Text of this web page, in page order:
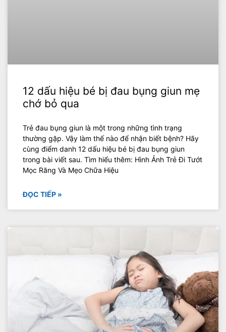
12 dấu hiệu bé bị đau bụng giun mẹ
chớ bỏ qua
Trẻ đau bụng giun là một trong những tình trạng
thường gặp. Vậy làm thế nào để nhận biết bệnh? Hãy
cùng điểm danh 12 dấu hiệu bé bị đau bụng giun
trong bài viết sau. Tìm hiểu thêm: Hình Ảnh Trẻ Đi Tướt
Mọc Răng Và Mẹo Chữa Hiệu
ĐỌC TIẾP »